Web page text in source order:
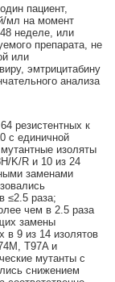
пациент,
мл на момент
неделе, или
препарата, не
или
эмтрицитабину
анализа
резистентных к
с единичной
изоляты
K/R и 10 из 24
заменами
≤2.5 раза;
чем в 2.5 раза
замены
в 9 из 14 изолятов
T97A и
мутанты с
снижением